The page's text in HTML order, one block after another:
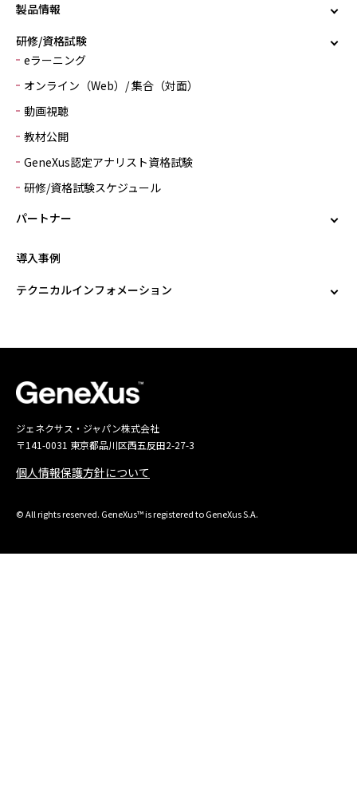
製品情報
研修/資格試験
eラーニング
オンライン（Web）/ 集合（対面）
動画視聴
教材公開
GeneXus認定アナリスト資格試験
研修/資格試験スケジュール
パートナー
導入事例
テクニカルインフォメーション
ジェネクサス・ジャパン株式会社
〒141-0031 東京都品川区西五反田2-27-3
個人情報保護方針について
© All rights reserved. GeneXus™ is registered to GeneXus S.A.